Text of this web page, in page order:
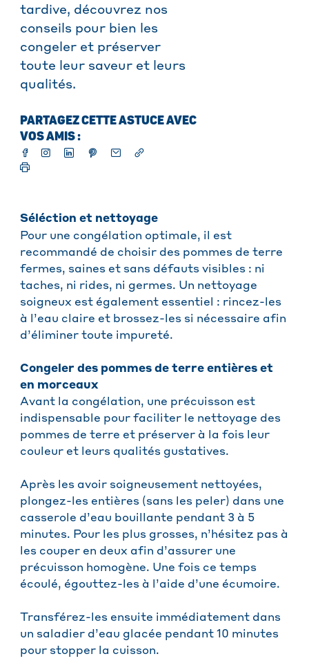
tardive, découvrez nos
conseils pour bien les
congeler et préserver
toute leur saveur et leurs
qualités.
PARTAGEZ CETTE ASTUCE AVEC
VOS AMIS :
Séléction et nettoyage
Pour une congélation optimale, il est
recommandé de choisir des pommes de terre
fermes, saines et sans défauts visibles : ni
taches, ni rides, ni germes. Un nettoyage
soigneux est également essentiel : rincez-les
à l’eau claire et brossez-les si nécessaire afin
d’éliminer toute impureté.
Congeler des pommes de terre entières et
en morceaux
Avant la congélation, une précuisson est
indispensable pour faciliter le nettoyage des
pommes de terre et préserver à la fois leur
couleur et leurs qualités gustatives.
Après les avoir soigneusement nettoyées,
plongez-les entières (sans les peler) dans une
casserole d’eau bouillante pendant 3 à 5
minutes. Pour les plus grosses, n’hésitez pas à
les couper en deux afin d’assurer une
précuisson homogène. Une fois ce temps
écoulé, égouttez-les à l’aide d’une écumoire.
Transférez-les ensuite immédiatement dans
un saladier d’eau glacée pendant 10 minutes
pour stopper la cuisson.